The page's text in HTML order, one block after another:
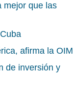
mejor que las
afirma la OIM
de inversión y